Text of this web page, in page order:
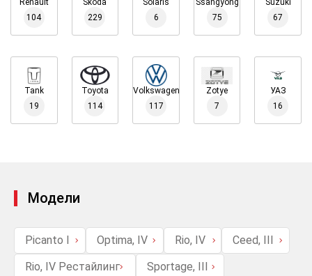
Renault
104
Skoda
229
Solaris
6
Ssangyong
75
Suzuki
67
Tank
19
Toyota
114
Volkswagen
117
Zotye
7
УАЗ
16
Модели
Picanto I Optima, IV Rio, IV
Ceed, III
Rio, IV Рестайлинг
Sportage, III